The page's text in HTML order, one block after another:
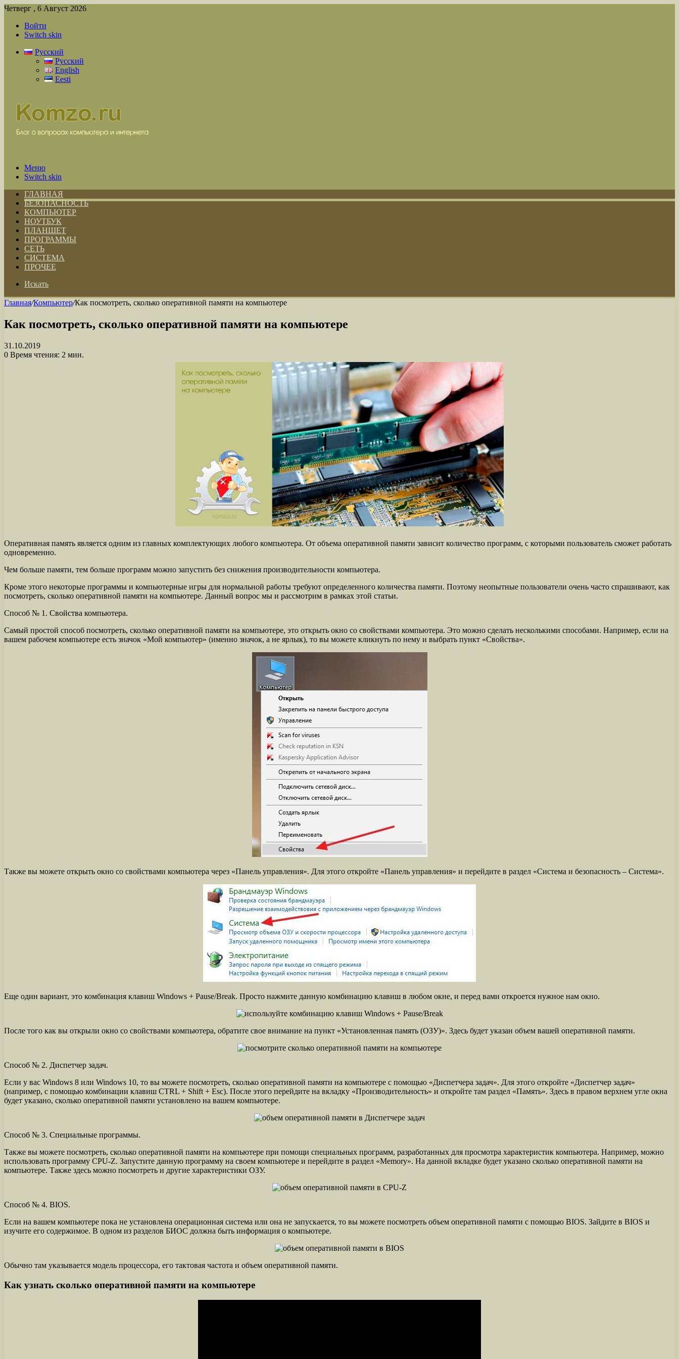
Четверг , 6 Август 2026
Войти
Switch skin
Русский
Русский
English
Eesti
Меню
Switch skin
ГЛАВНАЯ
БЕЗОПАСНОСТЬ
КОМПЬЮТЕР
НОУТБУК
ПЛАНШЕТ
ПРОГРАММЫ
СЕТЬ
СИСТЕМА
ПРОЧЕЕ
Искать
Главная/Компьютер/Как посмотреть, сколько оперативной памяти на компьютере
Как посмотреть, сколько оперативной памяти на компьютере
31.10.2019
0 Время чтения: 2 мин.
Оперативная память является одним из главных комплектующих любого компьютера. От объема оперативной памяти зависит количество программ, с которыми пользователь сможет работать
одновременно.
Чем больше памяти, тем больше программ можно запустить без снижения производительности компьютера.
Кроме этого некоторые программы и компьютерные игры для нормальной работы требуют определенного количества памяти. Поэтому неопытные пользователи очень часто спрашивают, как
посмотреть, сколько оперативной памяти на компьютере. Данный вопрос мы и рассмотрим в рамках этой статьи.
Способ № 1. Свойства компьютера.
Самый простой способ посмотреть, сколько оперативной памяти на компьютере, это открыть окно со свойствами компьютера. Это можно сделать несколькими способами. Например, если на
вашем рабочем компьютере есть значок «Мой компьютер» (именно значок, а не ярлык), то вы можете кликнуть по нему и выбрать пункт «Свойства».
Также вы можете открыть окно со свойствами компьютера через «Панель управления». Для этого откройте «Панель управления» и перейдите в раздел «Система и безопасность – Система».
Еще один вариант, это комбинация клавиш Windows + Pause/Break. Просто нажмите данную комбинацию клавиш в любом окне, и перед вами откроется нужное нам окно.
После того как вы открыли окно со свойствами компьютера, обратите свое внимание на пункт «Установленная память (ОЗУ)». Здесь будет указан объем вашей оперативной памяти.
Способ № 2. Диспетчер задач.
Если у вас Windows 8 или Windows 10, то вы можете посмотреть, сколько оперативной памяти на компьютере с помощью «Диспетчера задач». Для этого откройте «Диспетчер задач»
(например, с помощью комбинации клавиш CTRL + Shift + Esc). После этого перейдите на вкладку «Производительность» и откройте там раздел «Память». Здесь в правом верхнем угле окна
будет указано, сколько оперативной памяти установлено на вашем компьютере.
Способ № 3. Специальные программы.
Также вы можете посмотреть, сколько оперативной памяти на компьютере при помощи специальных программ, разработанных для просмотра характеристик компьютера. Например, можно
использовать программу CPU-Z. Запустите данную программу на своем компьютере и перейдите в раздел «Memory». На данной вкладке будет указано сколько оперативной памяти на
компьютере. Также здесь можно посмотреть и другие характеристики ОЗУ.
Способ № 4. BIOS.
Если на вашем компьютере пока не установлена операционная система или она не запускается, то вы можете посмотреть объем оперативной памяти с помощью BIOS. Зайдите в BIOS и
изучите его содержимое. В одном из разделов БИОС должна быть информация о компьютере.
Обычно там указывается модель процессора, его тактовая частота и объем оперативной памяти.
Как узнать сколько оперативной памяти на компьютере